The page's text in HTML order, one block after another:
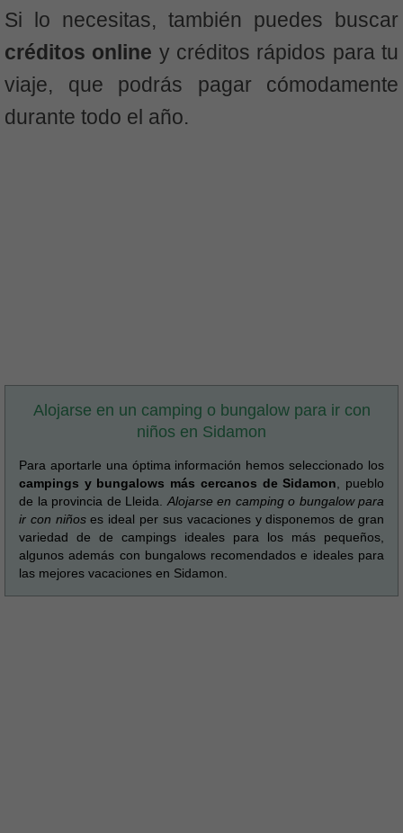
Si lo necesitas, también puedes buscar
créditos online y créditos rápidos para tu
viaje, que podrás pagar cómodamente
durante todo el año.
Alojarse en un camping o bungalow para ir con
niños en Sidamon
Para aportarle una óptima información hemos seleccionado los
campings y bungalows más cercanos de Sidamon , pueblo
de la provincia de Lleida. Alojarse en camping o bungalow para
ir con niñoses ideal per sus vacaciones y disponemos de gran
variedad de de campings ideales para los más pequeños,
algunos además con bungalows recomendados e ideales para
las mejores vacaciones en Sidamon.